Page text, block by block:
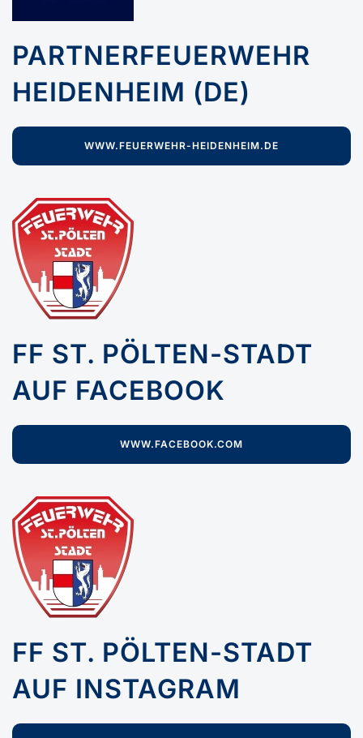
PARTNERFEUERWEHR
HEIDENHEIM (DE)
WWW.FEUERWEHR-HEIDENHEIM.DE
FF ST. PÖLTEN-STADT
AUF FACEBOOK
WWW.FACEBOOK.COM
FF ST. PÖLTEN-STADT
AUF INSTAGRAM